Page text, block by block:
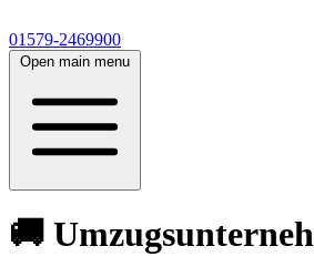
01579-2469900
Open main menu
🚚